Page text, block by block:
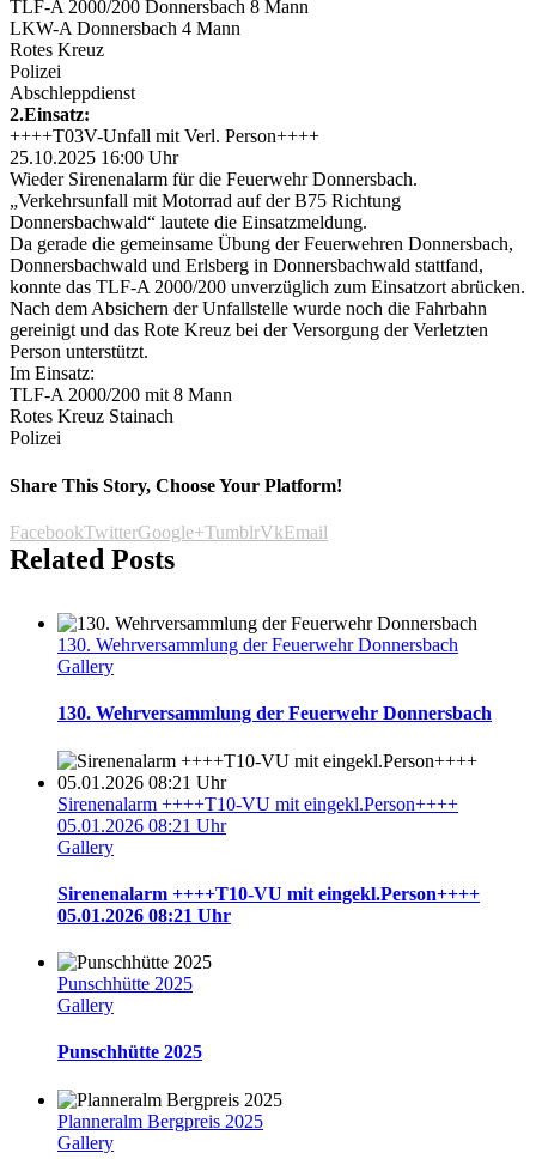
TLF-A 2000/200 Donnersbach 8 Mann
LKW-A Donnersbach 4 Mann
Rotes Kreuz
Polizei
Abschleppdienst
2.Einsatz:
++++T03V-Unfall mit Verl. Person++++
25.10.2025 16:00 Uhr
Wieder Sirenenalarm für die Feuerwehr Donnersbach.
„Verkehrsunfall mit Motorrad auf der B75 Richtung
Donnersbachwald“ lautete die Einsatzmeldung.
Da gerade die gemeinsame Übung der Feuerwehren Donnersbach,
Donnersbachwald und Erlsberg in Donnersbachwald stattfand,
konnte das TLF-A 2000/200 unverzüglich zum Einsatzort abrücken.
Nach dem Absichern der Unfallstelle wurde noch die Fahrbahn
gereinigt und das Rote Kreuz bei der Versorgung der Verletzten
Person unterstützt.
Im Einsatz:
TLF-A 2000/200 mit 8 Mann
Rotes Kreuz Stainach
Polizei
Share This Story, Choose Your Platform!
FacebookTwitterGoogle+TumblrVkEmail
Related Posts
130. Wehrversammlung der Feuerwehr Donnersbach
Gallery
130. Wehrversammlung der Feuerwehr Donnersbach
Sirenenalarm ++++T10-VU mit eingekl.Person++++
05.01.2026 08:21 Uhr
Gallery
Sirenenalarm ++++T10-VU mit eingekl.Person++++
05.01.2026 08:21 Uhr
Punschhütte 2025
Gallery
Punschhütte 2025
Planneralm Bergpreis 2025
Gallery